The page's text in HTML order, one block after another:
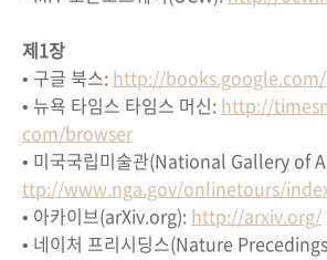
제1장
• 구글 북스: http://books.google.com/
• 뉴욕 타임스 타임스 머신: http://
com/browser
• 미국국립미술관(National Gallery of
ttp://www.nga.gov/onlinetours/
• 아카이브(arXiv.org): http://arxiv.org/
• 네이처 프리시딩스(Nature